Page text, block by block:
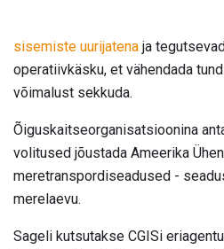
sisemiste uurijatena ja
operatiivkäsku, et vähendada
võimalust sekkuda.
Õiguskaitseorganisatsioonina
volitused jõustada Ameerika
meretranspordiseadused -
merelaevu.
Sageli kutsutakse CGISi